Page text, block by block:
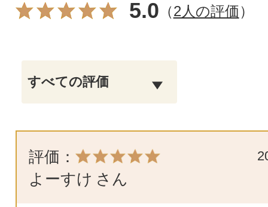
5.0 （2人の評価）
評価：
よーすけ さん